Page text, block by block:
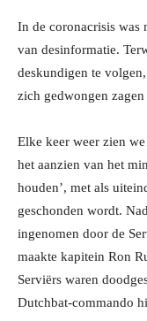
In de coronacrisis was
van desinformatie.
deskundigen te
zich gedwongen
Elke keer weer zien
het aanzien van het
houden’, met als
geschonden wordt.
ingenomen door de
maakte kapitein Ron
Serviërs waren
Dutchbat-commando